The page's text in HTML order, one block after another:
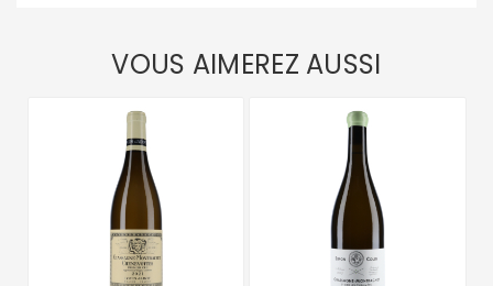
VOUS AIMEREZ AUSSI